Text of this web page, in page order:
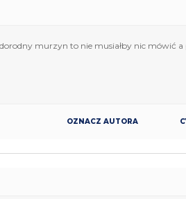
murzyn to nie musiałby nic mówić a
OZNACZ AUTORA